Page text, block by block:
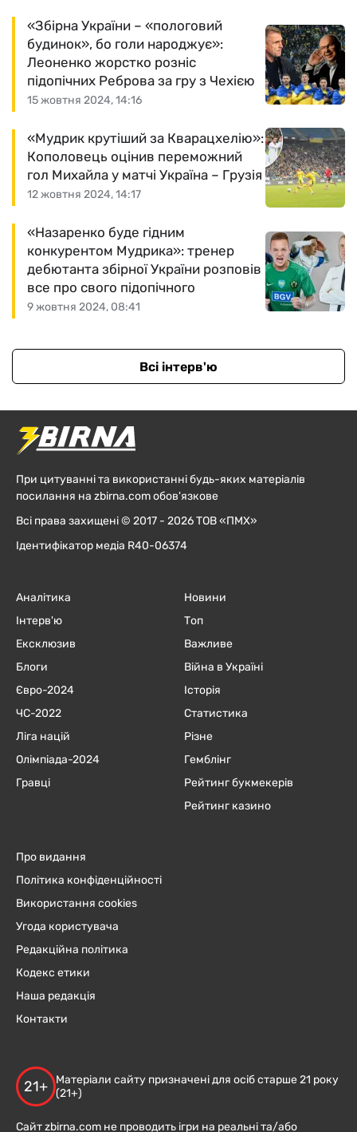
15 жовтня 2024, 14:16
«Збірна України – «пологовий
будинок», бо голи народжує»:
Леоненко жорстко розніс
підопічних Реброва за гру з Чехією
12 жовтня 2024, 14:17
«Мудрик крутіший за Кварацхелію»:
Кополовець оцінив переможний
гол Михайла у матчі Україна – Грузія
9 жовтня 2024, 08:41
«Назаренко буде гідним
конкурентом Мудрика»: тренер
дебютанта збірної України розповів
все про свого підопічного
Всі інтерв'ю
При цитуванні та використанні будь-яких матеріалів
посилання на zbirna.com обов'язкове
Всі права захищені © 2017 - 2026 ТОВ «ПМХ»
Ідентифікатор медіа R40-06374
Аналітика
Інтерв'ю
Ексклюзив
Блоги
Євро-2024
ЧC-2022
Ліга націй
Олімпіада-2024
Гравці
Новини
Топ
Важливе
Війна в Україні
Історія
Статистика
Різне
Гемблінг
Рейтинг букмекерів
Рейтинг казино
Про видання
Політика конфіденційності
Використання cookies
Угода користувача
Редакційна політика
Кодекс етики
Наша редакція
Контакти
21+
Матеріали сайту призначені для осіб старше 21 року
(21+)
Сайт zbirna.com не проводить ігри на реальні та/або